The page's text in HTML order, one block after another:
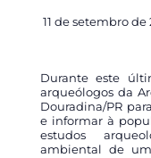
11 de setembro de
Durante este
arqueólogos da
Douradina/PR
e informar à
estudos
ambiental de